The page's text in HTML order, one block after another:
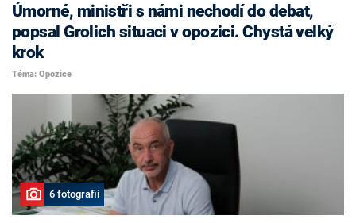
Úmorné, ministři s námi nechodí do debat,
popsal Grolich situaci v opozici. Chystá velký
krok
Téma: Opozice
6 fotografií